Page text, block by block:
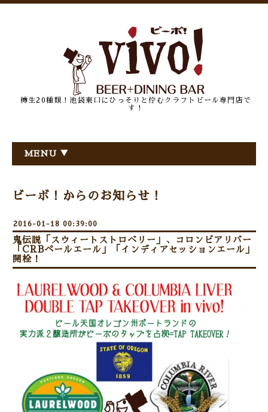
樽生20種類！池袋東口にひっそりと佇むクラフトビール専門店で
す！
MENU ▼
ビーボ！からのお知らせ！
2016-01-18 00:39:00
鬼伝説「スウィートストロベリー」、コロンビアリバー
「CRBペールエール」「インディアセッションエール」
開栓！